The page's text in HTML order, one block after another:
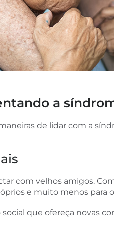
a
de lidar com a
com velhos amigos.
e muito menos para
que ofereça novas